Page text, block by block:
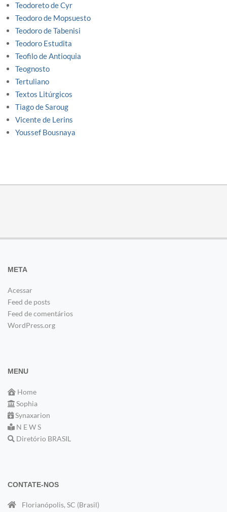
Teodoreto de Cyr
Teodoro de Mopsuesto
Teodoro de Tabenisi
Teodoro Estudita
Teofilo de Antioquia
Teognosto
Tertuliano
Textos Litúrgicos
Tiago de Saroug
Vicente de Lerins
Youssef Bousnaya
META
Acessar
Feed de posts
Feed de comentários
WordPress.org
MENU
Home
Sophia
Synaxarion
N E W S
Diretório BRASIL
CONTATE-NOS
Florianópolis, SC (Brasil)